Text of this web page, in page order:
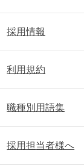
採用情報
利用規約
職種別用語集
採用担当者様へ